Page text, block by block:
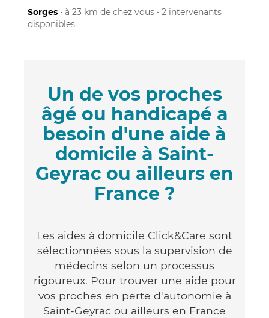
Sorges • à 23 km de chez vous • 2 intervenants
disponibles
Un de vos proches
âgé ou handicapé a
besoin d'une aide à
domicile à Saint-
Geyrac ou ailleurs en
France ?
Les aides à domicile Click&Care sont
sélectionnées sous la supervision de
médecins selon un processus
rigoureux. Pour trouver une aide pour
vos proches en perte d'autonomie à
Saint-Geyrac ou ailleurs en France